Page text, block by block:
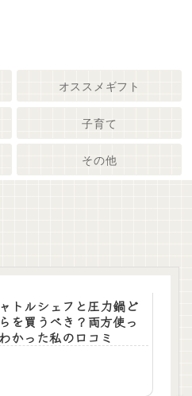
オススメギフト
子育て
その他
トルシェフと圧力鍋ど
を買うべき？両方使っ
かった私の口コミ